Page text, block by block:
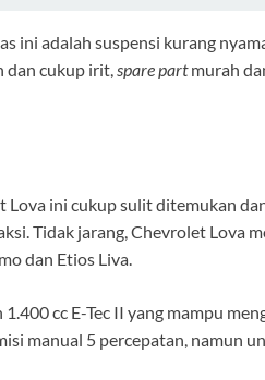
ini adalah suspensi kurang
dan cukup irit,spare partmurah
ini cukup sulit ditemukan
Tidak jarang, Chevrolet
dan Etios Liva.
cc E-Tec II yang mampu
manual 5 percepatan, namun